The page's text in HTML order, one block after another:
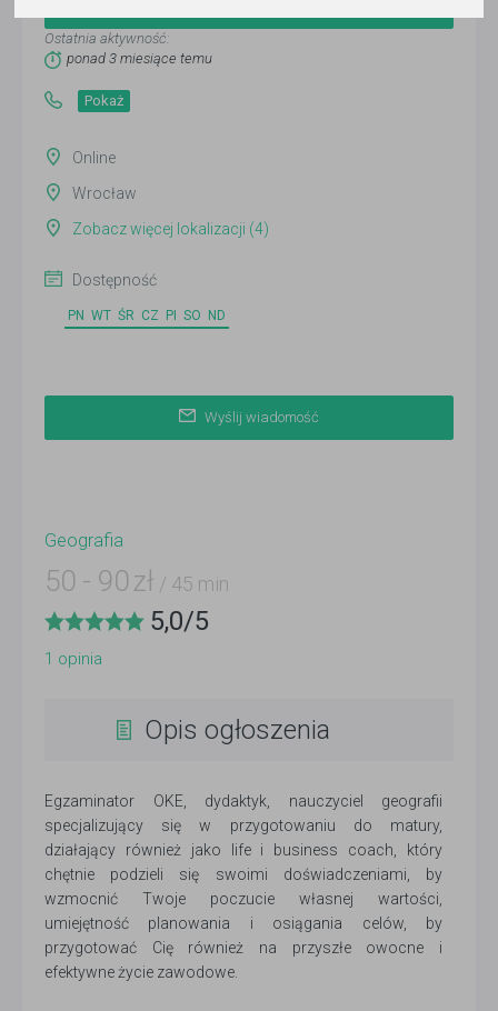
Ostatnia aktywność:
ponad 3 miesiące temu
Pokaż
Online
Wrocław
Zobacz więcej lokalizacji (4)
Dostępność
PN WT ŚR CZ PI SO ND
Wyślij wiadomość
Geografia
50 - 90 zł / 45 min
5,0/5
1 opinia
Opis ogłoszenia
Egzaminator OKE, dydaktyk, nauczyciel geografii
specjalizujący się w przygotowaniu do matury,
działający również jako life i business coach, który
chętnie podzieli się swoimi doświadczeniami, by
wzmocnić Twoje poczucie własnej wartości,
umiejętność planowania i osiągania celów, by
przygotować Cię również na przyszłe owocne i
efektywne życie zawodowe.